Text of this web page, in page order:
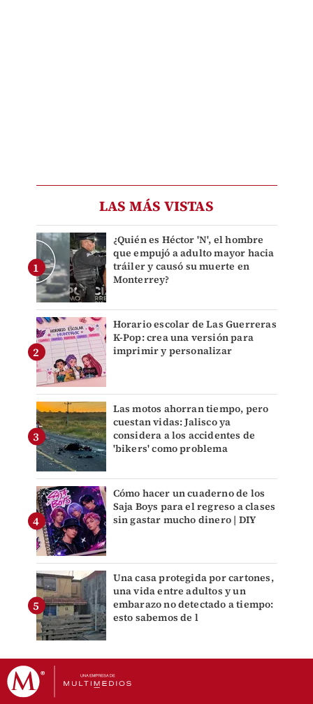
LAS MÁS VISTAS
¿Quién es Héctor 'N', el hombre
que empujó a adulto mayor hacia
tráiler y causó su muerte en
Monterrey?
Horario escolar de Las Guerreras
K-Pop: crea una versión para
imprimir y personalizar
Las motos ahorran tiempo, pero
cuestan vidas: Jalisco ya
considera a los accidentes de
'bikers' como problema
Cómo hacer un cuaderno de los
Saja Boys para el regreso a clases
sin gastar mucho dinero | DIY
Una casa protegida por cartones,
una vida entre adultos y un
embarazo no detectado a tiempo:
esto sabemos de l